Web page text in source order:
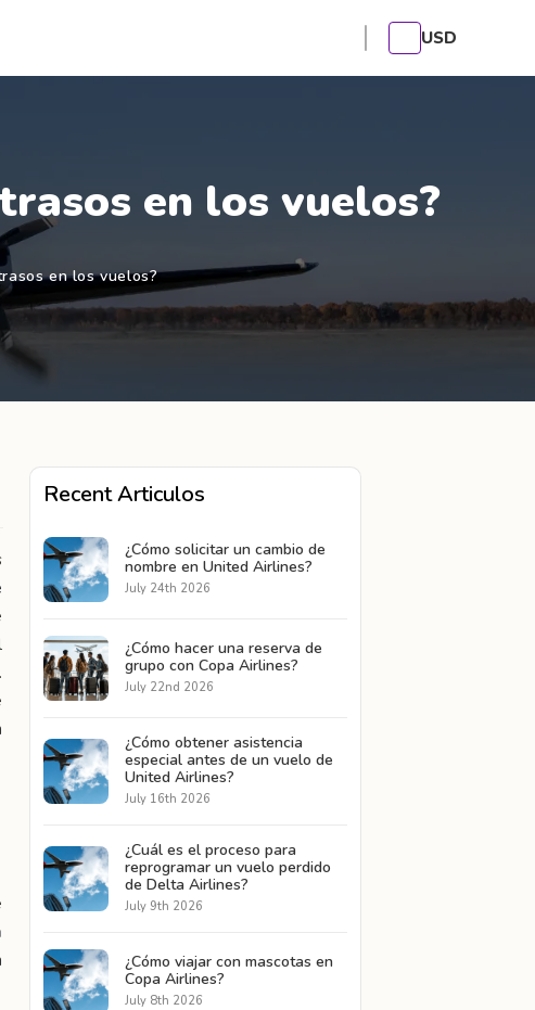
USD
en los vuelos?
en los vuelos?
Recent Articulos
¿Cómo solicitar un cambio de
nombre en United Airlines?
July 24th 2026
¿Cómo hacer una reserva de
grupo con Copa Airlines?
July 22nd 2026
¿Cómo obtener asistencia
especial antes de un vuelo de
United Airlines?
July 16th 2026
¿Cuál es el proceso para
reprogramar un vuelo perdido
de Delta Airlines?
July 9th 2026
¿Cómo viajar con mascotas en
Copa Airlines?
July 8th 2026